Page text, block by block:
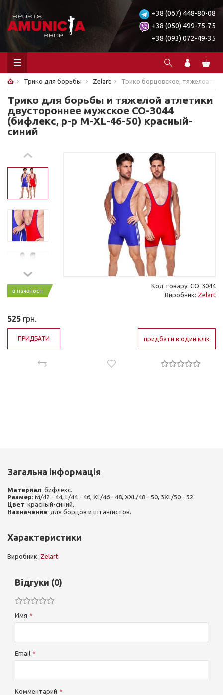
+38 (067) 448-80-08
+38 (050) 499-75-75
+38 (093) 072-49-35
Трико для борьбы Zelart Трико борцовское,
Трико для борьбы и тяжелой атлетики
двустороннее мужское CO-3044
(бифлекс, р-р M-XL-46-50) красный-
синий
в наявності
Код товару: CO-3044
Виробник: Zelart
525 грн.
ПРИДБАТИ придбати в один клік
Загальна інформація
Материал: бифлекс.
Размер: M/42 - 44, L/44 - 46, XL/46 - 48, XXL/48 - 50, 3XL/50 - 52.
Цвет: красный-синий,
Назначение: для борцов и штангистов.
Характеристики
Виробник: Zelart
Відгуки (0)
Имя
Email
Комментарий